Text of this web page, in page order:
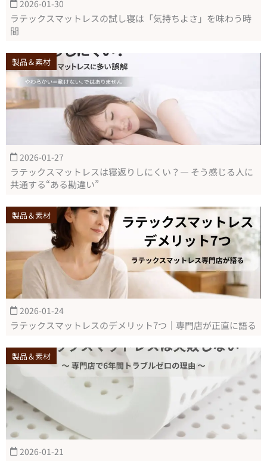
2026-01-30
ラテックスマットレスの試し寝は「気持ちよさ」を味わう時
間
製品＆素材
2026-01-27
ラテックスマットレスは寝返りしにくい？― そう感じる人に
共通する“ある勘違い”
製品＆素材
2026-01-24
ラテックスマットレスのデメリット7つ｜専門店が正直に語る
製品＆素材
2026-01-21